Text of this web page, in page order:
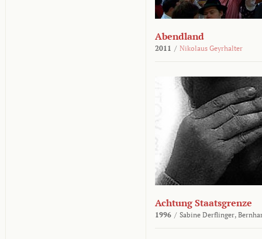
Abendland
2011 / Nikolaus Geyrhalter
Achtung Staatsgrenze
1996 / Sabine Derflinger,